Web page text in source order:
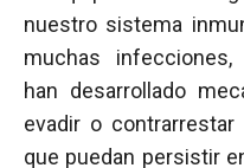
nuestro sistema
muchas infecciones,
han desarrollado
evadir o
que puedan persistir